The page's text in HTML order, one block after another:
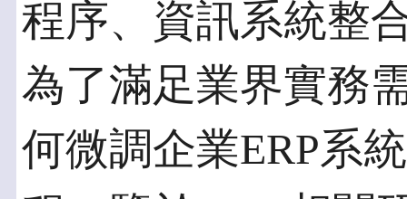
程序、資訊系統整
為了滿足業界實務
何微調企業ERP系